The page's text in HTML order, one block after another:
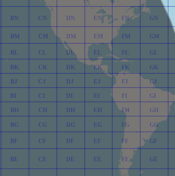
BE
BF
BG
BH
BI
BJ
BK
BL
BM
BN
CE
CF
CG
CH
CI
CJ
CK
CL
CM
CN
DE
DF
DG
DH
DI
DJ
DK
DL
DM
DN
EE
EF
EG
EH
EI
EJ
EK
EL
EM
EN
FE
FF
FG
FH
FI
FJ
FK
FL
FM
FN
GE
GF
GG
GH
GI
GJ
GK
GL
GM
GN